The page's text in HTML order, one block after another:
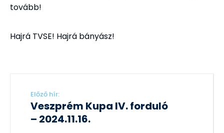
tovább!
Hajrá TVSE! Hajrá bányász!
Előző hír:
Veszprém Kupa IV. forduló
– 2024.11.16.